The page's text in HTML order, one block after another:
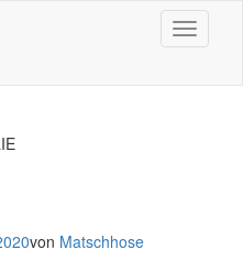
von Matschhose